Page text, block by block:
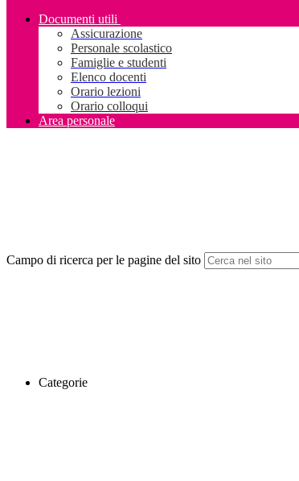
Documenti utili
Assicurazione
Personale scolastico
Famiglie e studenti
Elenco docenti
Orario lezioni
Orario colloqui
Area personale
Campo di ricerca per le pagine del sito
Categorie